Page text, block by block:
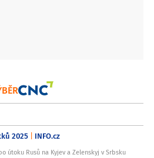
2025 INFO.cz
útoku Rusů na Kyjev a Zelenskyj v Srbsku